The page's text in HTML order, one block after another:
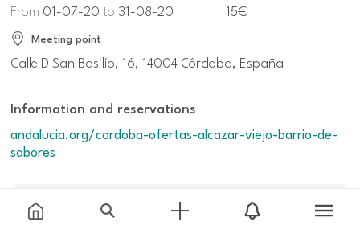
From 01-07-20to 31-08-20 15€
Meeting point
Calle D San Basilio, 16, 14004 Córdoba, España
Information and reservations
andalucia.org/cordoba-ofertas-alcazar-viejo-barrio-de-
sabores
Additional information